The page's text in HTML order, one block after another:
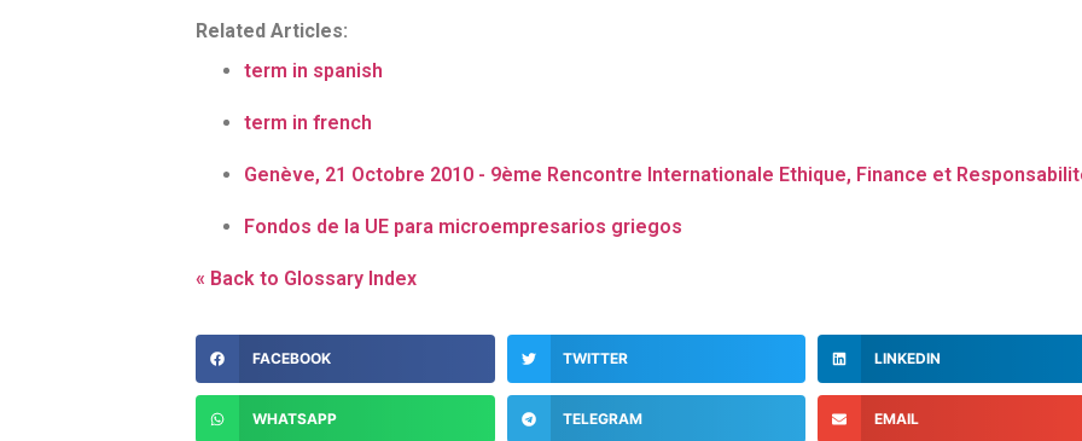
Related Articles:
term in spanish
term in french
Genève, 21 Octobre 2010 - 9ème Rencontre Internationale Ethique, Finance et
Fondos de la UE para microempresarios griegos
« Back to Glossary Index
FACEBOOK TWITTER LINKEDIN
WHATSAPP TELEGRAM EMAIL